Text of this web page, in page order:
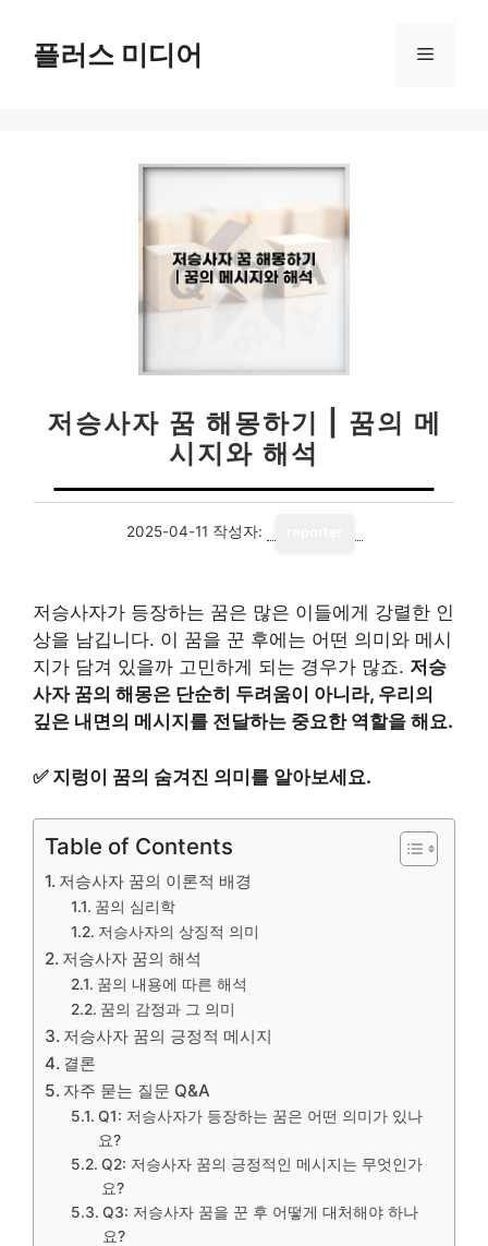
플러스 미디어 메
저승사자 꿈 해몽하기 | 꿈의 메
시지와 해석
2025-04-11 작성자:
저승사자가 등장하는 꿈은 많은 이들에게 강렬한 인
상을 남깁니다. 이 꿈을 꾼 후에는 어떤 의미와 메시
지가 담겨 있을까 고민하게 되는 경우가 많죠. 저승
사자 꿈의 해몽은 단순히 두려움이 아니라, 우리의
깊은 내면의 메시지를 전달하는 중요한 역할을 해요.
✅ 지렁이 꿈의 숨겨진 의미를 알아보세요.
Table of Contents
저승사자 꿈의 이론적 배경
꿈의 심리학
저승사자의 상징적 의미
저승사자 꿈의 해석
꿈의 내용에 따른 해석
꿈의 감정과 그 의미
저승사자 꿈의 긍정적 메시지
결론
자주 묻는 질문 Q&A
Q1: 저승사자가 등장하는 꿈은 어떤 의미가 있나
요?
Q2: 저승사자 꿈의 긍정적인 메시지는 무엇인가
요?
Q3: 저승사자 꿈을 꾼 후 어떻게 대처해야 하나
요?